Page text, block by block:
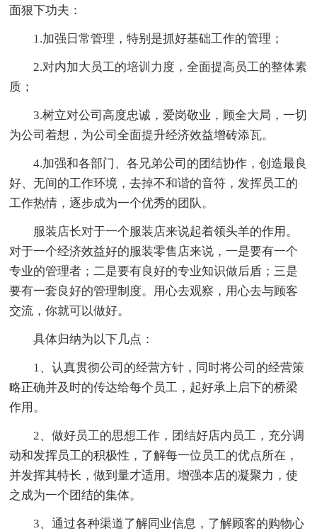
面狠下功夫：
1.加强日常管理，特别是抓好基础工作的管理；
2.对内加大员工的培训力度，全面提高员工的整体素
质；
3.树立对公司高度忠诚，爱岗敬业，顾全大局，一切
为公司着想，为公司全面提升经济效益增砖添瓦。
4.加强和各部门、各兄弟公司的团结协作，创造最良
好、无间的工作环境，去掉不和谐的音符，发挥员工的
工作热情，逐步成为一个优秀的团队。
服装店长对于一个服装店来说起着领头羊的作用。
对于一个经济效益好的服装零售店来说，一是要有一个
专业的管理者；二是要有良好的专业知识做后盾；三是
要有一套良好的管理制度。用心去观察，用心去与顾客
交流，你就可以做好。
具体归纳为以下几点：
1、认真贯彻公司的经营方针，同时将公司的经营策
略正确并及时的传达给每个员工，起好承上启下的桥梁
作用。
2、做好员工的思想工作，团结好店内员工，充分调
动和发挥员工的积极性，了解每一位员工的优点所在，
并发挥其特长，做到量才适用。增强本店的凝聚力，使
之成为一个团结的集体。
3、通过各种渠道了解同业信息，了解顾客的购物心